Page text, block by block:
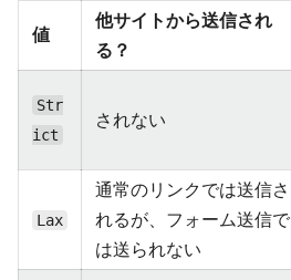
値
他サイトから送信され
る？
Str
ict
されない
Lax
通常のリンクでは送信さ
れるが、フォーム送信で
は送られない